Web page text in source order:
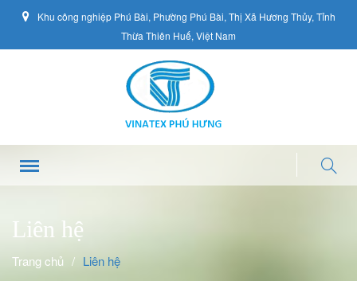
Sản phẩm
Liên hệ
Tin tức
Khu công nghiệp Phú Bài, Phường Phú Bài, Thị Xã Hương Thủy, Tỉnh
Thừa Thiên Huế, Việt Nam
Liên hệ
Trang chủ / Liên hệ